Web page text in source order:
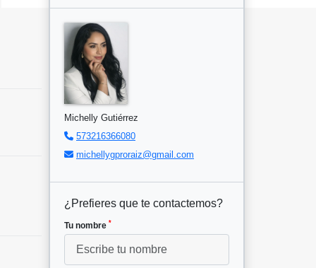
Michelly Gutiérrez
573216366080
michellygproraiz@gmail.com
¿Prefieres que te contactemos?
Tu nombre *